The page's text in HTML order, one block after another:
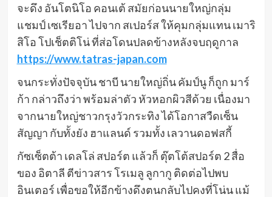
จะดึง อันโตนิโอ คอนเต้ สมัยก่อนนายใหญ่กลุ่ม
แชมป์ เซเรียอา ไปจาก สเปอร์ส ให้คุมกลุ่มแทน เมาริ
สิโอ โปเช็ตติโน่ ที่ส่อโดนปลดข้างหลังจบฤดูกาล
https://www.tatras-japan.com
จนกระทั่งปัจจุบัน ชาบี นายใหญ่ถิ่น คัมป์นู ก็ถูก มาร์
ก้า กล่าวถึงว่า พร้อมล่าตัว หัวหอกผิวสีด้วย เนื่องมา
จากนายใหญ่ชาวกรุงวัวกระทิง ได้โอกาสวืดเซ็น
สัญญา กับทั้งยัง ฮาแลนด์ รวมทั้ง เลวานดอฟสกี้
กัซเซ็ตต้า เดลโล่ สปอร์ต แล้วก็ ตุ๊ตโต้สปอร์ต 2 สื่อ
ของ อิตาลี ตีข่าวสาร โรเมลู ลูกากู ติดต่อไปพบ
อินเตอร์ เพื่อขอให้อีกข้างดึงตนกลับไปคงที่โน่น แม้